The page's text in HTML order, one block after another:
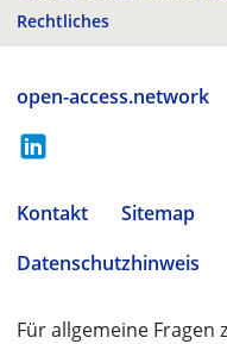
Rechtliches
open-access.network
Kontakt Sitemap
Datenschutzhinweis
Für allgemeine Fragen